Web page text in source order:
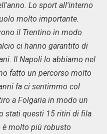
Lo sport all'interno
molto importante.
il Trentino in modo
ci hanno garantito di
Il Napoli lo abbiamo nel
fatto un percorso molto
fa ci sentimmo col
a Folgaria in modo un
stati questi 15 ritiri di fila
è molto più robusto